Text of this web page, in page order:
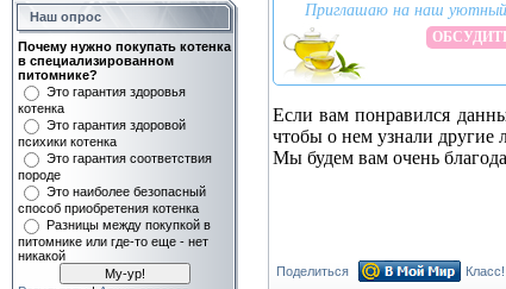
Наш опрос
Почему нужно покупать котенка
в специализированном
питомнике?
Это гарантия здоровья
котенка
Это гарантия здоровой
психики котенка
Это гарантия соответствия
породе
Это наиболее безопасный
способ приобретения котенка
Разницы между покупкой в
питомнике или где-то еще - нет
никакой
Приглашаю на наш
Если вам понравился
чтобы о нем узнали другие
Мы будем вам очень
Поделиться Класс!